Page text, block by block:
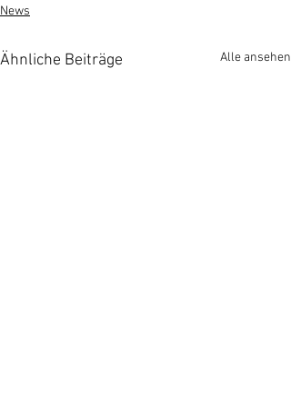
News
Ähnliche Beiträge Alle ansehen